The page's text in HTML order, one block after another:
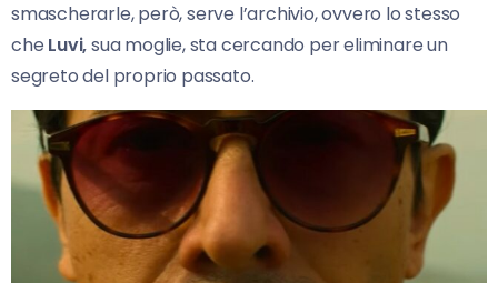
smascherarle, però, serve l’archivio, ovvero lo stesso
che Luvi,sua moglie, sta cercando per eliminare un
segreto del proprio passato.